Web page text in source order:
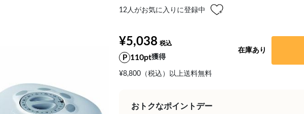
12人がお気に入りに登録中
¥5,038
110pt獲得
¥8,800（税込）以上送料無料
在庫あり
おトクなポイントデー